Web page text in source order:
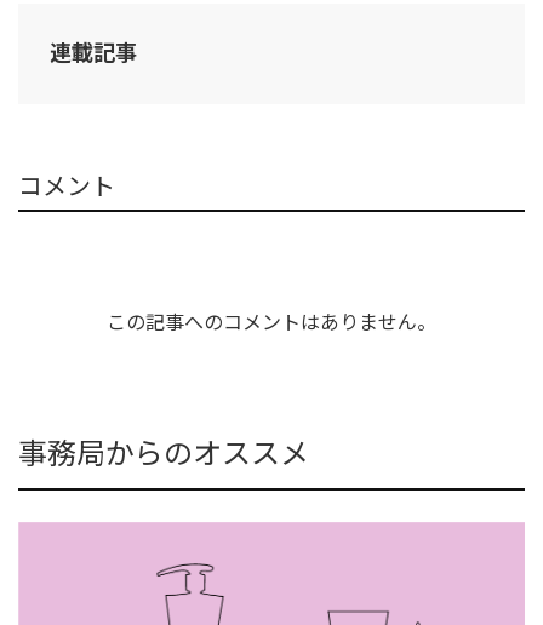
連載記事
コメント
この記事へのコメントはありません。
事務局からのオススメ